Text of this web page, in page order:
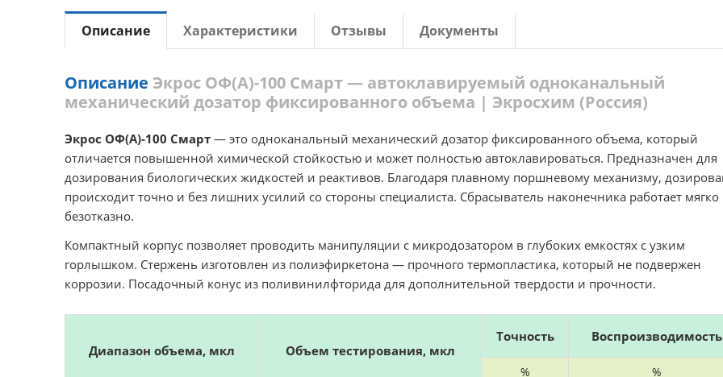
Описание Характеристики Отзывы Документы
Описание Экрос ОФ(А)-100 Смарт — автоклавируемый одноканальный
механический дозатор фиксированного объема | Экросхим (Россия)
Экрос ОФ(А)-100 Смарт — это одноканальный механический дозатор фиксированного объема, который
отличается повышенной химической стойкостью и может полностью автоклавироваться. Предназначен для
дозирования биологических жидкостей и реактивов. Благодаря плавному поршневому механизму,
происходит точно и без лишних усилий со стороны специалиста. Сбрасыватель наконечника работает мягко
безотказно.
Компактный корпус позволяет проводить манипуляции с микродозатором в глубоких емкостях с узким
горлышком. Стержень изготовлен из полиэфиркетона — прочного термопластика, который не подвержен
коррозии. Посадочный конус из поливинилфторида для дополнительной твердости и прочности.
Диапазон объема, мкл Объем тестирования, мкл
Точность Воспроизводимость
% %